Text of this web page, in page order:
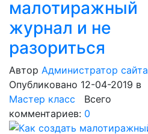
малотиражный
журнал и не
разориться
Автор Администратор сайта
Опубликовано 12-04-2019 в
Мастер класс Всего
комментариев: 0